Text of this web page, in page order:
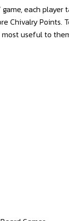
game, each
Chivalry Points.
useful to